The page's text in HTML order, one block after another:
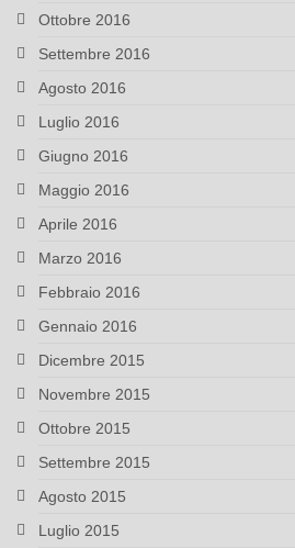
Ottobre 2016
Settembre 2016
Agosto 2016
Luglio 2016
Giugno 2016
Maggio 2016
Aprile 2016
Marzo 2016
Febbraio 2016
Gennaio 2016
Dicembre 2015
Novembre 2015
Ottobre 2015
Settembre 2015
Agosto 2015
Luglio 2015